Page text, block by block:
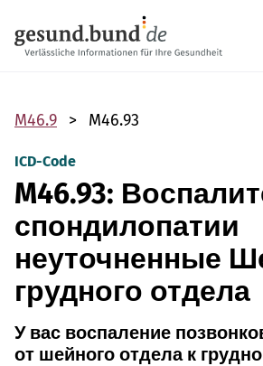
M46.9 M46.93
ICD-Code
M46.93:
спондилопатии
неуточненные
грудного отдела
У вас воспаление
от шейного отдела к